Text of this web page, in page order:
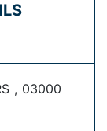
, 03000